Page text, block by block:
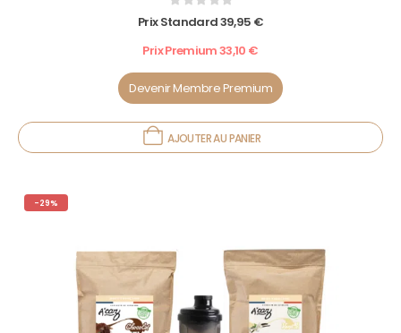
0 out of 5
Prix Standard39,95 €
Prix Premium33,10 €
Devenir Membre Premium
AJOUTER AU PANIER
-29%